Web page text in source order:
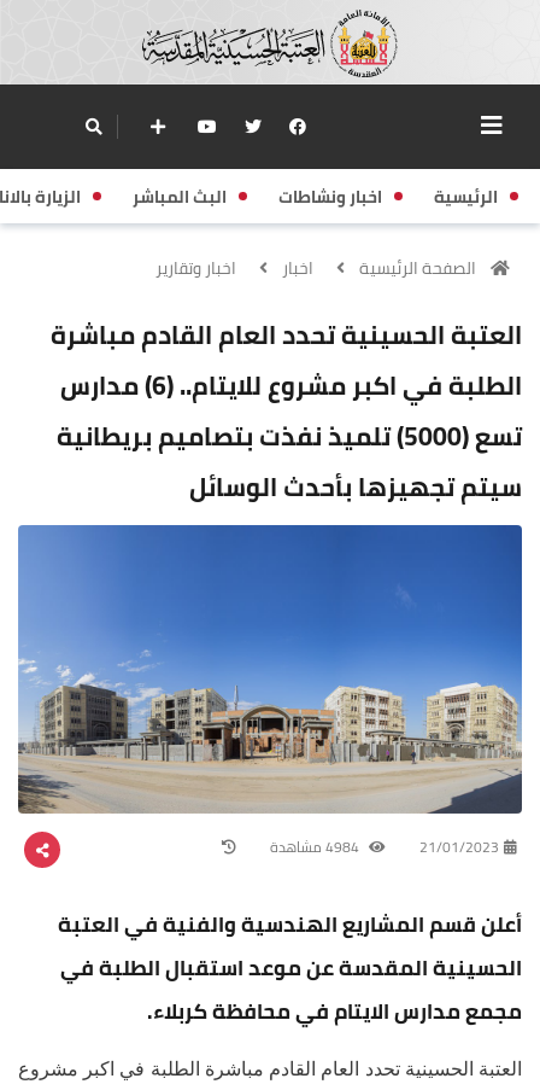
الرئيسية اخبار ونشاطات البث المباشر الزيارة
الصفحة الرئيسية اخبار اخبار وتقارير
العتبة الحسينية تحدد العام القادم مباشرة
الطلبة في اكبر مشروع للايتام.. (6) مدارس
تسع (5000) تلميذ نفذت بتصاميم بريطانية
سيتم تجهيزها بأحدث الوسائل
21/01/2023
أعلن قسم المشاريع الهندسية والفنية في العتبة
الحسينية المقدسة عن موعد استقبال الطلبة في
مجمع مدارس الايتام في محافظة كربلاء.
العتبة الحسينية تحدد العام القادم مباشرة الطلبة في اكبر مشروع